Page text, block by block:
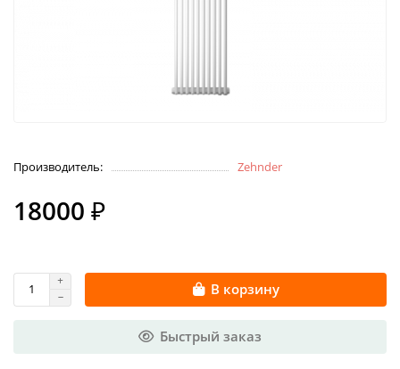
Производитель: Zehnder
18000 ₽
В корзину
Быстрый заказ